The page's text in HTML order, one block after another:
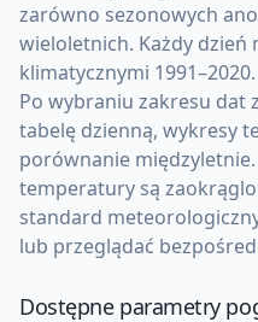
zarówno sezonowych
wieloletnich. Każdy
klimatycznymi 1991–2020.
Po wybraniu zakresu dat
tabelę dzienną, wykresy
porównanie
temperatury są
standard
lub przeglądać
Dostępne parametry